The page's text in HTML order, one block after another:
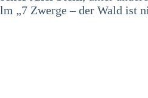
„7 Zwerge – der Wald ist